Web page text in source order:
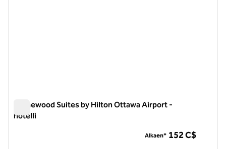
Homewood Suites by Hilton Ottawa Airport -
hotelli
Alkaen* 152 C$